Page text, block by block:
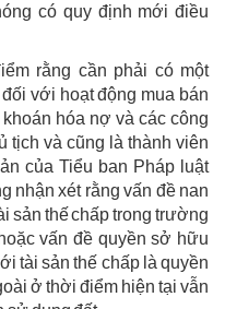
có quy định mới điều
rằng cần phải có một
với hoạt động mua bán
hóa nợ và các công
tịch và cũng là thành viên
của Tiểu ban Pháp luật
nhận xét rằng vấn đề nan
sản thế chấp trong trường
vấn đề quyền sở hữu
tài sản thế chấp là quyền
ở thời điểm hiện tại vẫn